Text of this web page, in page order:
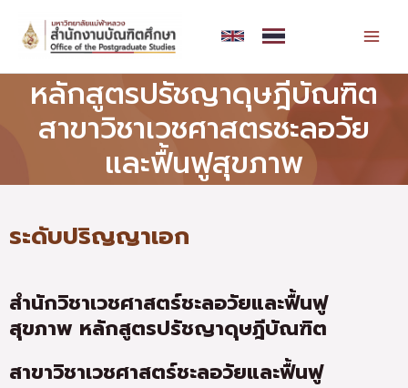
content
หลักสูตรปรัชญาดุษฎีบัณฑิต
สาขาวิชาเวชศาสตรชะลอวัย
และฟื้นฟูสุขภาพ
ระดับปริญญาเอก
สำนักวิชาเวชศาสตร์ชะลอวัยและฟื้นฟู
สุขภาพ หลักสูตรปรัชญาดุษฎีบัณฑิต
สาขาวิชาเวชศาสตร์ชะลอวัยและฟื้นฟู